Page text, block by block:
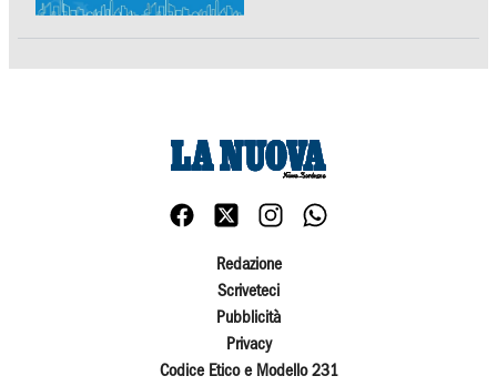
Redazione
Scriveteci
Pubblicità
Privacy
Codice Etico e Modello 231